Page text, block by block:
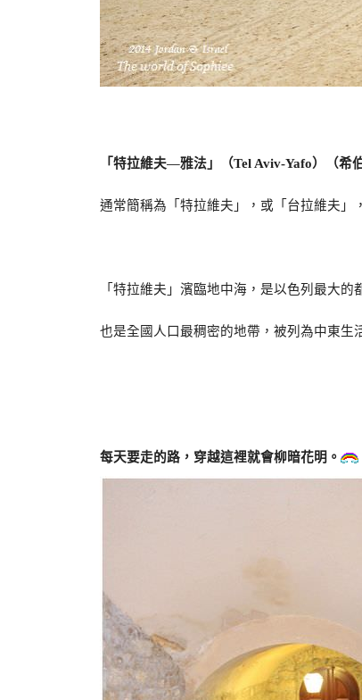
「特拉維夫—雅法」（Tel Aviv-Yafo）（希
通常簡稱為 「特拉維夫 」 ，或 「台拉維夫 」
「特拉維夫 」 濱臨地中海，是以色列最大的
也是全國人口最稠密的地帶，被列為中東生
每天要走的路，穿越這裡就會柳暗花明。